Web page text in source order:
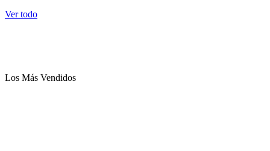
Ver todo
Los Más Vendidos